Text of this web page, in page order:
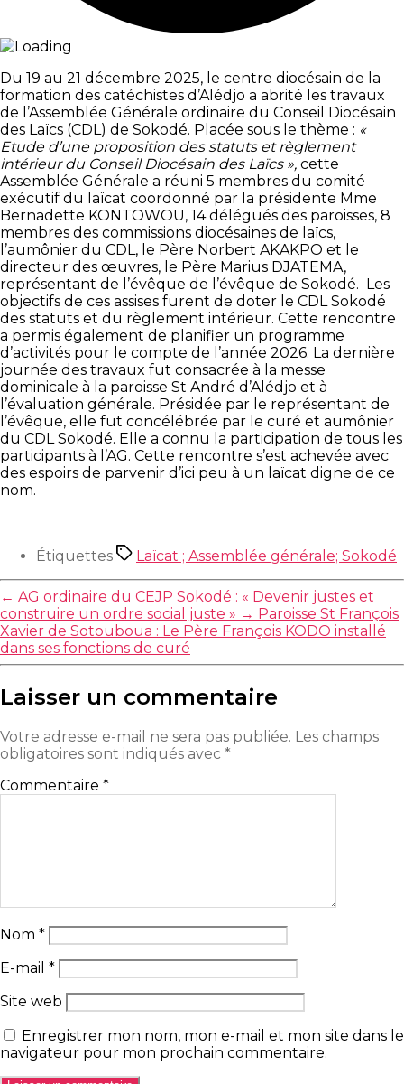
Du 19 au 21 décembre 2025, le centre diocésain de la
formation des catéchistes d’Alédjo a abrité les travaux
de l’Assemblée Générale ordinaire du Conseil Diocésain
des Laïcs (CDL) de Sokodé. Placée sous le thème : «
Etude d’une proposition des statuts et règlement
intérieur du Conseil Diocésain des Laïcs », cette
Assemblée Générale a réuni 5 membres du comité
exécutif du laïcat coordonné par la présidente Mme
Bernadette KONTOWOU, 14 délégués des paroisses, 8
membres des commissions diocésaines de laïcs,
l’aumônier du CDL, le Père Norbert AKAKPO et le
directeur des œuvres, le Père Marius DJATEMA,
représentant de l’évêque de l’évêque de Sokodé. Les
objectifs de ces assises furent de doter le CDL Sokodé
des statuts et du règlement intérieur. Cette rencontre
a permis également de planifier un programme
d’activités pour le compte de l’année 2026. La dernière
journée des travaux fut consacrée à la messe
dominicale à la paroisse St André d’Alédjo et à
l’évaluation générale. Présidée par le représentant de
l’évêque, elle fut concélébrée par le curé et aumônier
du CDL Sokodé. Elle a connu la participation de tous les
participants à l’AG. Cette rencontre s’est achevée avec
des espoirs de parvenir d’ici peu à un laïcat digne de ce
nom.
Étiquettes Laïcat ; Assemblée générale; Sokodé
← AG ordinaire du CEJP Sokodé : « Devenir justes et
construire un ordre social juste » → Paroisse St François
Xavier de Sotouboua : Le Père François KODO installé
dans ses fonctions de curé
Laisser un commentaire
Votre adresse e-mail ne sera pas publiée. Les champs
obligatoires sont indiqués avec *
Commentaire *
Nom *
E-mail *
Site web
Enregistrer mon nom, mon e-mail et mon site dans le
navigateur pour mon prochain commentaire.